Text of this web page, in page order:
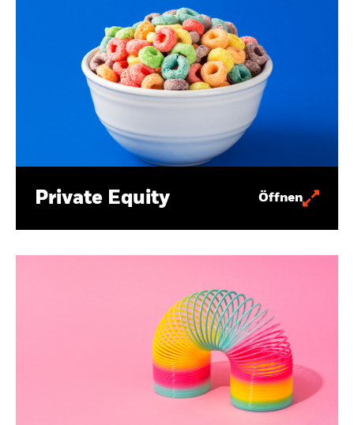
Private Equity Öffnen